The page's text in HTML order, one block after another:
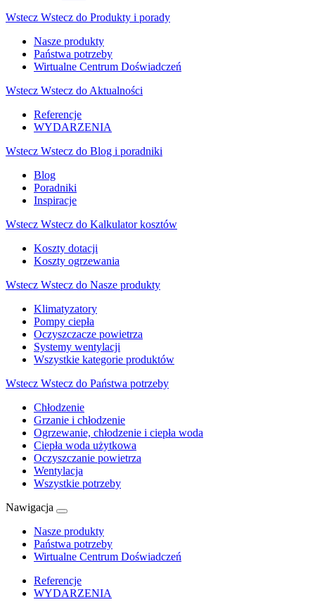
Wstecz Wstecz do Produkty i porady
Nasze produkty
Państwa potrzeby
Wirtualne Centrum Doświadczeń
Wstecz Wstecz do Aktualności
Referencje
WYDARZENIA
Wstecz Wstecz do Blog i poradniki
Blog
Poradniki
Inspiracje
Wstecz Wstecz do Kalkulator kosztów
Koszty dotacji
Koszty ogrzewania
Wstecz Wstecz do Nasze produkty
Klimatyzatory
Pompy ciepła
Oczyszczacze powietrza
Systemy wentylacji
Wszystkie kategorie produktów
Wstecz Wstecz do Państwa potrzeby
Chłodzenie
Grzanie i chłodzenie
Ogrzewanie, chłodzenie i ciepła woda
Ciepła woda użytkowa
Oczyszczanie powietrza
Wentylacja
Wszystkie potrzeby
Nawigacja
Nasze produkty
Państwa potrzeby
Wirtualne Centrum Doświadczeń
Referencje
WYDARZENIA